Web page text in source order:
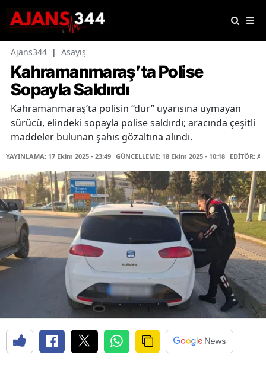
Ajans344 | Asayiş
Kahramanmaraş’ta Polise
Sopayla Saldırdı
Kahramanmaraş’ta polisin “dur” uyarısına uymayan
sürücü, elindeki sopayla polise saldırdı; aracında çeşitli
maddeler bulunan şahıs gözaltına alındı.
YAYINLAMA: 17 Ekim 2025 - 23:49 GÜNCELLEME: 18 Ekim 2025 - 10:18 EDİTÖR: